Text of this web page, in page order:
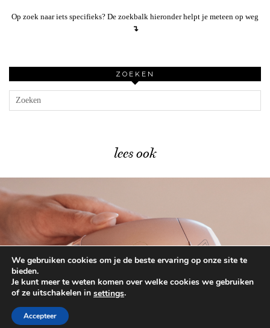
Op zoek naar iets specifieks? De zoekbalk hieronder helpt je meteen op weg
↴
ZOEKEN
lees ook
Mijn review van de …
We gebruiken cookies om je de beste ervaring op onze site te
bieden.
Je kunt meer te weten komen over welke cookies we gebruiken
of ze uitschakelen in settings.
Accepteer